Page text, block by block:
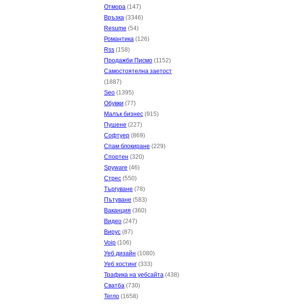
Отмора (147)
Връзка (3346)
Resume (54)
Романтика (126)
Rss (158)
Продажби Писмо (1152)
Самостоятелна заетост
(1887)
Seo (1395)
Обувки (77)
Малък бизнес (915)
Пушене (227)
Софтуер (869)
Спам блокиране (229)
Спортен (320)
Spyware (46)
Стрес (550)
Търгуване (78)
Пътуване (583)
Ваканция (360)
Видео (247)
Вирус (87)
Voip (106)
Уеб дизайн (1080)
Уеб хостинг (333)
Трафика на уебсайта (438)
Сватба (730)
Тегло (1658)